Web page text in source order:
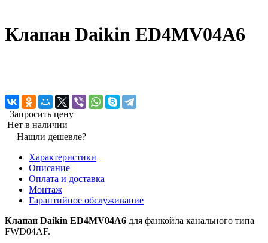
Клапан Daikin ED4MV04A6
Запросить цену
Нет в наличии
Нашли дешевле?
Характеристики
Описание
Оплата и доставка
Монтаж
Гарантийное обслуживание
Клапан Daikin ED4MV04A6 для фанкойла канального типа
FWD04AF.